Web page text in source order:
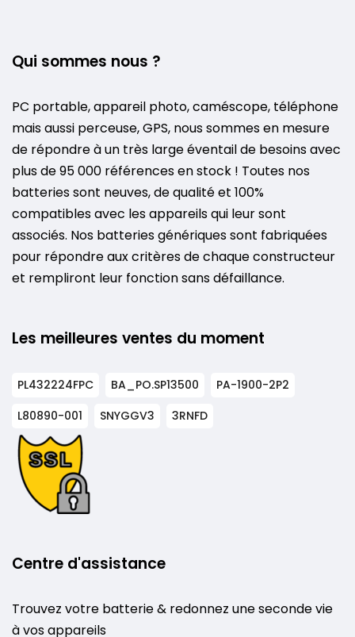
Qui sommes nous ?
PC portable, appareil photo, caméscope, téléphone
mais aussi perceuse, GPS, nous sommes en mesure
de répondre à un très large éventail de besoins avec
plus de 95 000 références en stock ! Toutes nos
batteries sont neuves, de qualité et 100%
compatibles avec les appareils qui leur sont
associés. Nos batteries génériques sont fabriquées
pour répondre aux critères de chaque constructeur
et rempliront leur fonction sans défaillance.
Les meilleures ventes du moment
PL432224FPC BA_PO.SP13500
PA-1900-2P2
L80890-001
SNYGGV3 3RNFD
Centre d'assistance
Trouvez votre batterie & redonnez une seconde vie
à vos appareils